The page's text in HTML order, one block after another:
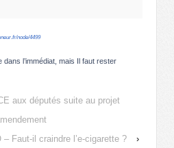
node/4499
dans l’immédiat, mais Il faut rester
aux députés suite au projet
– Faut-il craindre l’e-cigarette ?
›